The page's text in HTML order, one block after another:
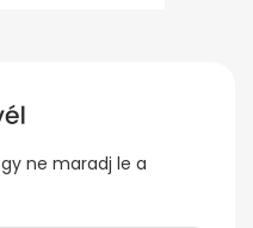
ne maradj le a